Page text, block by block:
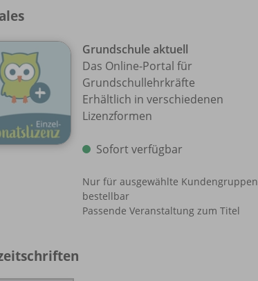
Grundschule aktuell
Das Online-Portal für
Grundschullehrkräfte
Erhältlich in verschiedenen
Lizenzformen
Sofort verfügbar
Nur für ausgewählte Kundengruppen
bestellbar
Passende Veranstaltung zum Titel